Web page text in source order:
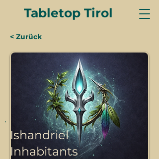
Tabletop Tirol
< Zurück
Ishandriel
Inhabitants